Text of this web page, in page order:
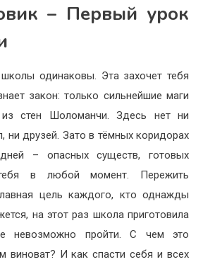
– Первый урок
одинаковы. Эта захочет тебя
закон: только сильнейшие маги
из стен Шоломанчи. Здесь нет ни
ни друзей. Зато в тёмных коридорах
– опасных существ, готовых
в любой момент. Пережить
цель каждого, кто однажды
на этот раз школа приготовила
невозможно пройти. С чем это
виноват? И как спасти себя и всех